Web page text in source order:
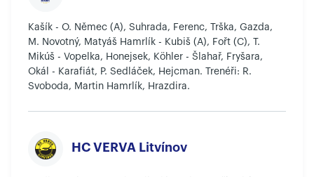
Kašík - O. Němec (A), Suhrada, Ferenc, Trška, Gazda,
M. Novotný, Matyáš Hamrlík - Kubiš (A), Fořt (C), T.
Mikúš - Vopelka, Honejsek, Köhler - Šlahař, Fryšara,
Okál - Karafiát, P. Sedláček, Hejcman. Trenéři: R.
Svoboda, Martin Hamrlík, Hrazdira.
HC VERVA Litvínov